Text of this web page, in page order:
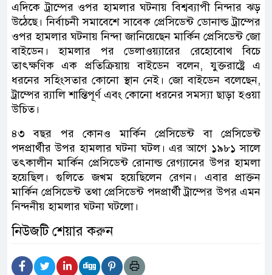
এদিকে ট্রাম্পের ওপর হামলার ঘটনায় বিশ্বব্যাপী নিন্দার ঝড়
উঠেছে। নির্বাচনী সমাবেশে সাবেক প্রেসিডেন্ট ডোনাল্ড ট্রাম্পের
ওপর হামলার ঘটনায় নিন্দা জানিয়েছেন মার্কিন প্রেসিডেন্ট জো
বাইডেন। হামলার পর ডেলাওয়্যারের রেহোবোথ বিচে
তাৎক্ষণিক এক প্রতিক্রিয়ায় বাইডেন বলেন, যুক্তরাষ্ট্রে এ
ধরনের সহিংসতার কোনো স্থান নেই। জো বাইডেন বলেছেন,
ট্রাম্পের র‌্যালি শান্তিপূর্ণ এবং কোনো ধরনের সমস্যা ছাড়া হওয়া
উচিত।
৪৩ বছর পর কোনও মার্কিন প্রেসিডেন্ট বা প্রেসিডেন্ট
পদপ্রার্থীর উপর হামলার ঘটনা ঘটল। এর আগে ১৯৮১ সালে
তৎকালীন মার্কিন প্রেসিডেন্ট রোনাল্ড রেগ্যানের উপর হামলা
হয়েছিল। গুলিতে জখম হয়েছিলেন রেগন। এবার প্রাক্তন
মার্কিন প্রেসিডেন্ট তথা প্রেসিডেন্ট পদপ্রার্থী ট্রাম্পের উপর এমন
নিন্দনীয় হামলার ঘটনা ঘটলো।
নিউজটি শেয়ার করুন